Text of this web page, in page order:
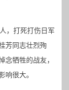
，打死打伤日军
芳同志壮烈殉
念牺牲的战友，
响很大。